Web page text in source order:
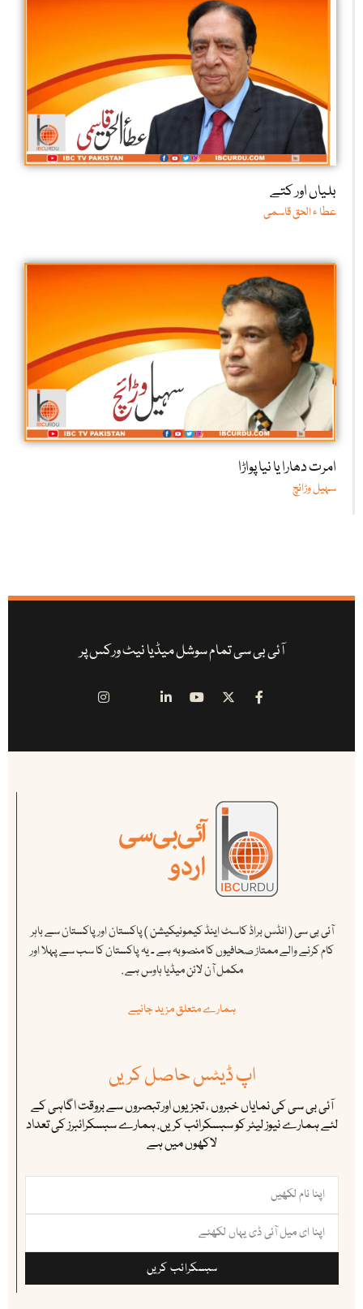
بلیاں اور کتے
عطا ء الحق قاسمی
امرت دھارا یا نیا پواڑا
سہیل وڑائچ
آئی بی سی تمام سوشل میڈیا نیٹ ورکس پر
آئی بی سی ( انڈس براڈ کاسٹ اینڈ کیمونیکیشن ) پاکستان اور پاکستان سے باہر
کام کرنے والے ممتاز صحافیوں کا منصوبہ ہے ۔ یہ پاکستان کا سب سے پہلا اور
مکمل آن لائن میڈیا ہاوس ہے .
ہمارے متعلق مزید جانیے
اپ ڈیٹس حاصل کریں
آئی بی سی کی نمایاں خبروں ، تجزیوں اور تبصروں سے بروقت اگاہی کے
لئے ہمارے نیوز لیٹر کو سبسکرائب کریں. ہمارے سبسکرائبرز کی تعداد
لاکھوں میں ہے
سبسکرائب کریں